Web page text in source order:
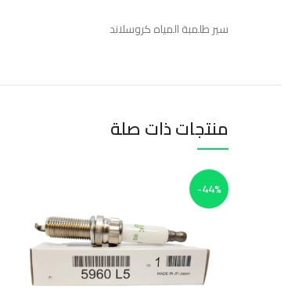
سير طلمبة المياه كروسلاند
منتجات ذات صلة
-44%